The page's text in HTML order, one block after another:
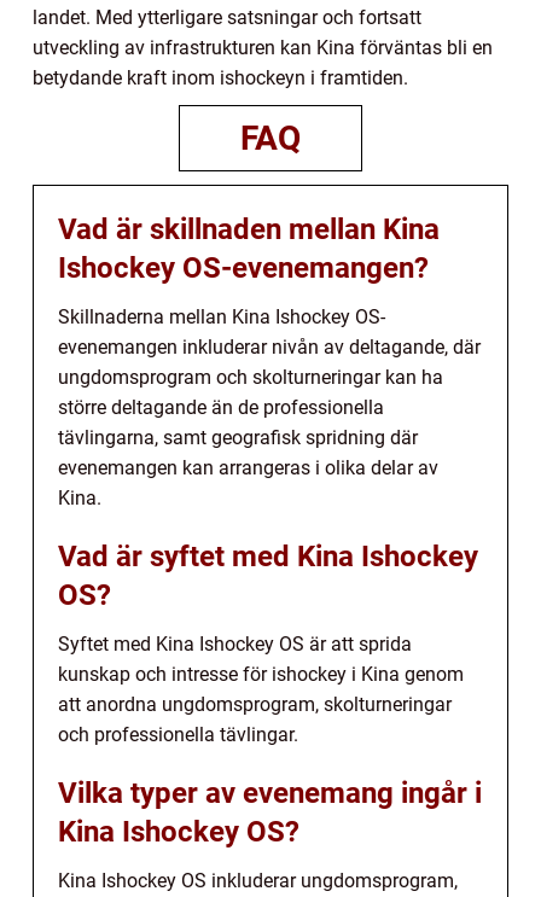
landet. Med ytterligare satsningar och fortsatt
utveckling av infrastrukturen kan Kina förväntas bli en
betydande kraft inom ishockeyn i framtiden.
FAQ
Vad är skillnaden mellan Kina
Ishockey OS-evenemangen?
Skillnaderna mellan Kina Ishockey OS-
evenemangen inkluderar nivån av deltagande, där
ungdomsprogram och skolturneringar kan ha
större deltagande än de professionella
tävlingarna, samt geografisk spridning där
evenemangen kan arrangeras i olika delar av
Kina.
Vad är syftet med Kina Ishockey
OS?
Syftet med Kina Ishockey OS är att sprida
kunskap och intresse för ishockey i Kina genom
att anordna ungdomsprogram, skolturneringar
och professionella tävlingar.
Vilka typer av evenemang ingår i
Kina Ishockey OS?
Kina Ishockey OS inkluderar ungdomsprogram,